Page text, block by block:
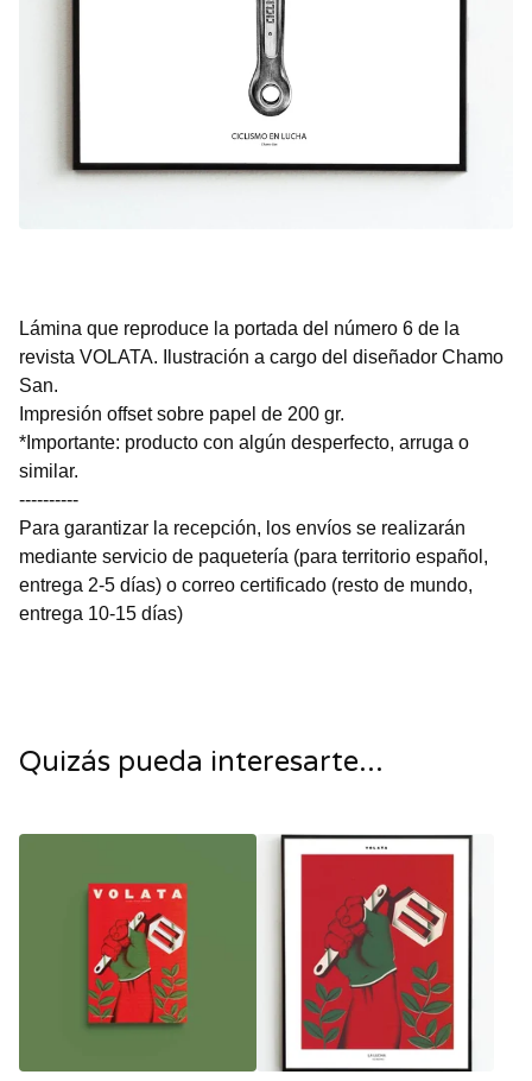
Lámina que reproduce la portada del número 6 de la
revista VOLATA. Ilustración a cargo del diseñador Chamo
San.
Impresión offset sobre papel de 200 gr.
*Importante: producto con algún desperfecto, arruga o
similar.
----------
Para garantizar la recepción, los envíos se realizarán
mediante servicio de paquetería (para territorio español,
entrega 2-5 días) o correo certificado (resto de mundo,
entrega 10-15 días)
Quizás pueda interesarte...